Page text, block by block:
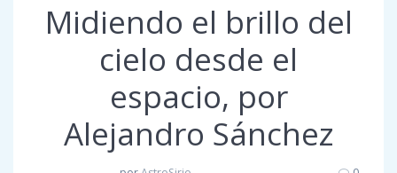
Midiendo el brillo del
cielo desde el
espacio, por
Alejandro Sánchez